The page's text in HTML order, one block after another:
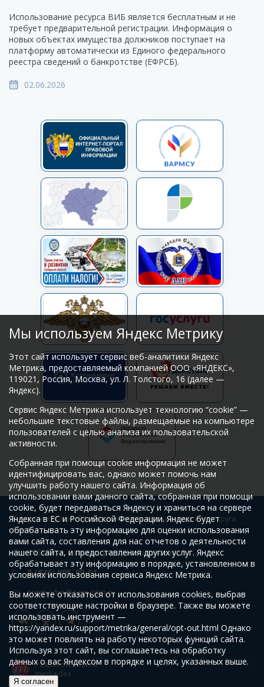
Мы используем Яндекс Метрику
Этот сайт использует сервис веб-аналитики Яндекс
Метрика, предоставляемый компанией ООО «ЯНДЕКС»,
119021, Россия, Москва, ул. Л. Толстого, 16 (далее —
Яндекс).
Сервис Яндекс Метрика использует технологию “cookie” —
небольшие текстовые файлы, размещаемые на компьютере
пользователей с целью анализа их пользовательской
активности.
Собранная при помощи cookie информация не может
идентифицировать вас, однако может помочь нам
улучшить работу нашего сайта. Информация об
использовании вами данного сайта, собранная при помощи
cookie, будет передаваться Яндексу и храниться на сервере
Яндекса в ЕС и Российской Федерации. Яндекс будет
обрабатывать эту информацию для оценки использования
вами сайта, составления для нас отчетов о деятельности
нашего сайта, и предоставления других услуг. Яндекс
обрабатывает эту информацию в порядке, установленном в
условиях использования сервиса Яндекс Метрика.
Вы можете отказаться от использования cookies, выбрав
соответствующие настройки в браузере. Также вы можете
использовать инструмент —
https://yandex.ru/support/metrika/general/opt-out.html Однако
это может повлиять на работу некоторых функций сайта.
Используя этот сайт, вы соглашаетесь на обработку
данных о вас Яндексом в порядке и целях, указанных выше.
Я согласен
Использование ресурса ВИБ является бесплатным и не
требует предварительной регистрации. Информация о
новых объектах имущества должников поступает на
платформу автоматически из Единого федерального
реестра сведений о банкротстве (ЕФРСБ).
02.06.2026
© Администрация Промышленного района городского округа
Самара
443009, г. Самара, ул. Краснодонская, 32
8 (846) 995-99-61
promadm@samadm.ru
Разработка сайта
mediaidea